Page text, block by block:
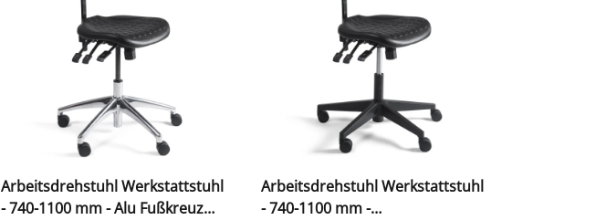
Arbeitsdrehstuhl Werkstattstuhl
- 740-1100 mm - Alu Fußkreuz
Arbeitsdrehstuhl Werkstattstuhl
- 740-1100 mm -